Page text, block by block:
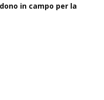
in campo per la